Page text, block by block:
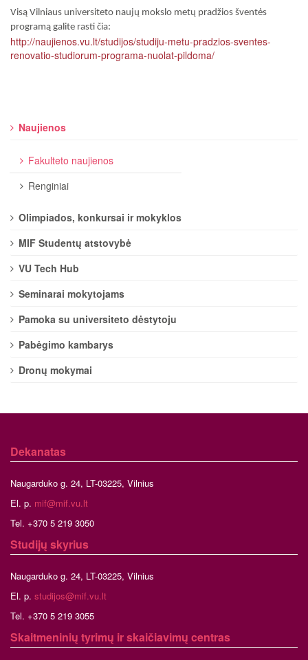
Visą Vilniaus universiteto naujų mokslo metų pradžios šventės
programą galite rasti čia:
http://naujienos.vu.lt/studijos/studiju-metu-pradzios-sventes-
renovatio-studiorum-programa-nuolat-pildoma/
Naujienos
Fakulteto naujienos
Renginiai
Olimpiados, konkursai ir mokyklos
MIF Studentų atstovybė
VU Tech Hub
Seminarai mokytojams
Pamoka su universiteto dėstytoju
Pabėgimo kambarys
Dronų mokymai
Dekanatas
Naugarduko g. 24, LT-03225, Vilnius
El. p. mif@mif.vu.lt
Tel. +370 5 219 3050
Studijų skyrius
Naugarduko g. 24, LT-03225, Vilnius
El. p. studijos@mif.vu.lt
Tel. +370 5 219 3055
Skaitmeninių tyrimų ir skaičiavimų centras